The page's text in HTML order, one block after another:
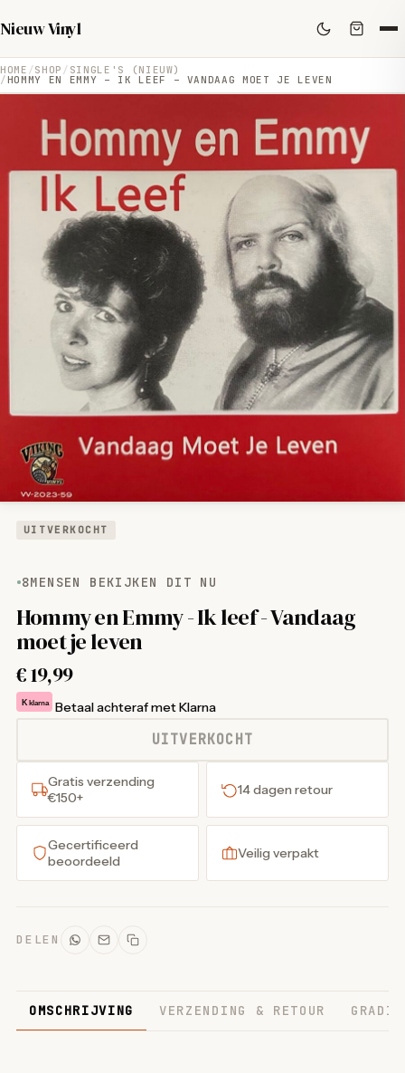
Nieuw Vinyl
HOME SHOP SINGLE'S (NIEUW)
HOMMY EN EMMY – IK LEEF – VANDAAG MOET JE LEVEN
UITVERKOCHT
8MENSEN BEKIJKEN DIT NU
Hommy en Emmy - Ik leef - Vandaag
moet je leven
€19,99
K klarna Betaal achteraf met Klarna
UITVERKOCHT
Gratis verzending
€150+
14 dagen retour
Gecertificeerd
beoordeeld
Veilig verpakt
DELEN
OMSCHRIJVING VERZENDING & RETOUR